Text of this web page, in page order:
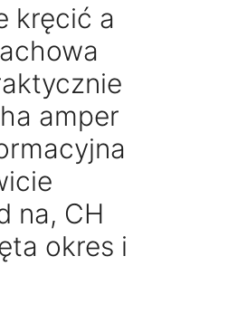
kręcić a
amper
na, CH
okres i